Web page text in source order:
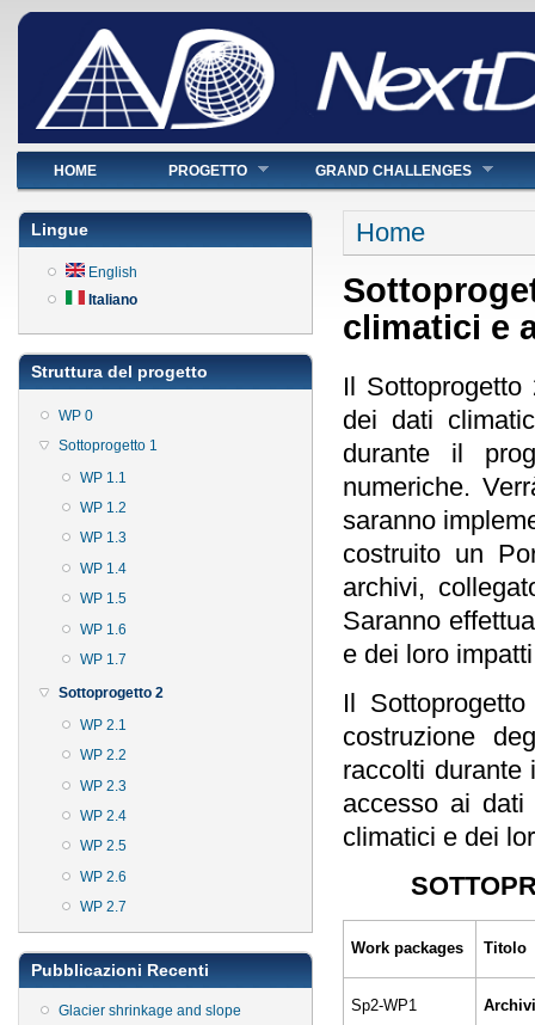
Menu principale
HOME PROGETTO GRAND CHALLENGES
Lingue
English
Italiano
Struttura del progetto
WP 0
Sottoprogetto 1
WP 1.1
WP 1.2
WP 1.3
WP 1.4
WP 1.5
WP 1.6
WP 1.7
Sottoprogetto 2
WP 2.1
WP 2.2
WP 2.3
WP 2.4
WP 2.5
WP 2.6
WP 2.7
Pubblicazioni Recenti
Glacier shrinkage and slope
Tu sei qui
Home
climatici e
Il
dei dati
durante il
numeriche.
saranno
costruito un
archivi,
Saranno
e dei loro
Il
costruzione
raccolti durante
accesso ai dati
climatici e dei
Work packages Titolo
Sp2-WP1